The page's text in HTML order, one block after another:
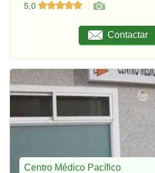
5,0
Contactar
Centro Médico Pacífico